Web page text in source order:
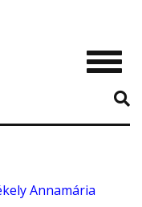
Annamária